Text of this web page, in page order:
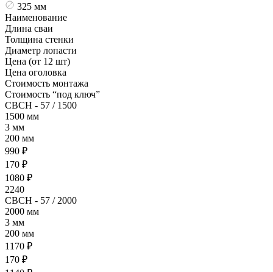
325 мм
Наименование
Длина сваи
Толщина стенки
Диаметр лопасти
Цена (от 12 шт)
Цена оголовка
Стоимость монтажа
Стоимость “под ключ”
СВСН - 57 / 1500
1500 мм
3 мм
200 мм
990 ₽
170 ₽
1080 ₽
2240
СВСН - 57 / 2000
2000 мм
3 мм
200 мм
1170 ₽
170 ₽